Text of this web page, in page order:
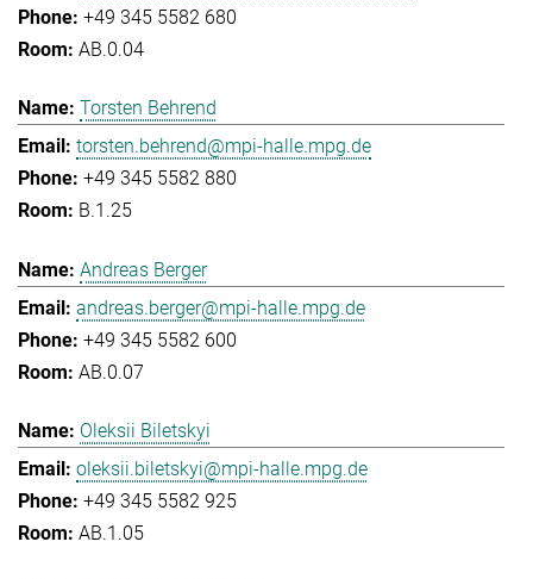
+49 345 5582 680
AB.0.04
Torsten Behrend
torsten.behrend@mpi-halle.mpg.de
+49 345 5582 880
B.1.25
Andreas Berger
andreas.berger@mpi-halle.mpg.de
+49 345 5582 600
AB.0.07
Oleksii Biletskyi
oleksii.biletskyi@mpi-halle.mpg.de
+49 345 5582 925
AB.1.05